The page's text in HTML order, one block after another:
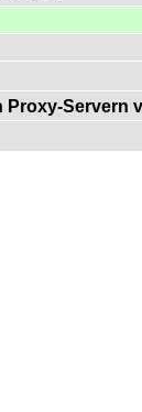
Proxy-Servern